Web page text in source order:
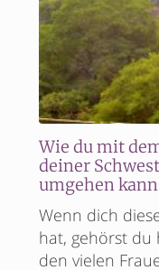
Wie du mit
deiner
umgehen
Wenn dich
hat, gehörst du
den vielen